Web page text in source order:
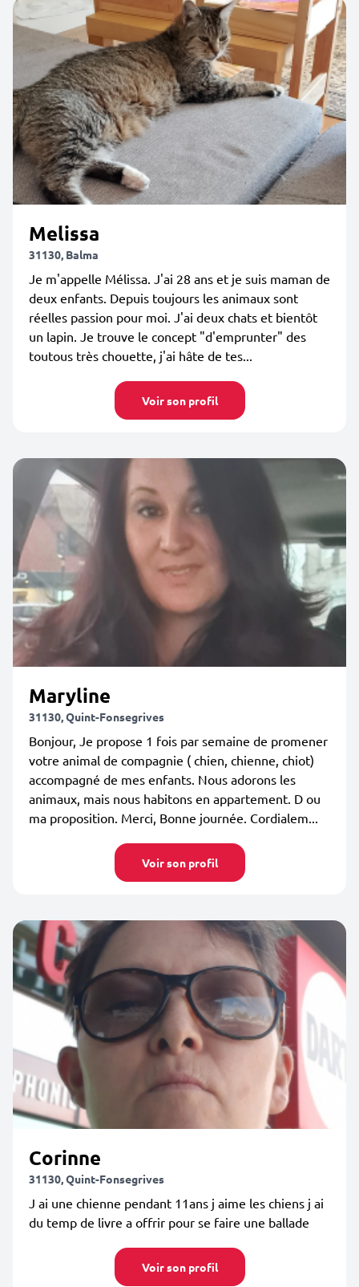
Melissa
31130, Balma
Je m'appelle Mélissa. J'ai 28 ans et je suis maman de
deux enfants. Depuis toujours les animaux sont
réelles passion pour moi. J'ai deux chats et bientôt
un lapin. Je trouve le concept "d'emprunter" des
toutous très chouette, j'ai hâte de tes...
Voir son profil
Maryline
31130, Quint-Fonsegrives
Bonjour, Je propose 1 fois par semaine de promener
votre animal de compagnie ( chien, chienne, chiot)
accompagné de mes enfants. Nous adorons les
animaux, mais nous habitons en appartement. D ou
ma proposition. Merci, Bonne journée. Cordialem...
Voir son profil
Corinne
31130, Quint-Fonsegrives
J ai une chienne pendant 11ans j aime les chiens j ai
du temp de livre a offrir pour se faire une ballade
Voir son profil